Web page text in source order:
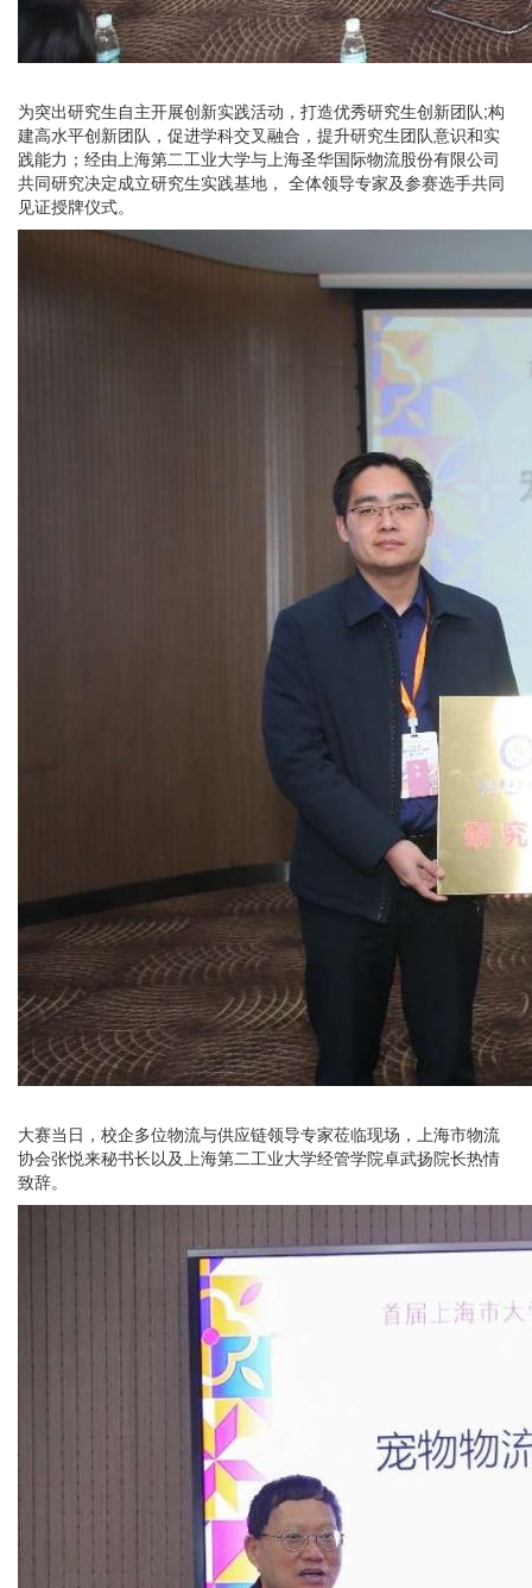
为突出研究生自主开展创新实践活动，打造优秀研究生创新团队;构
建高水平创新团队，促进学科交叉融合，提升研究生团队意识和实
践能力；经由上海第二工业大学与上海圣华国际物流股份有限公司
共同研究决定成立研究生实践基地， 全体领导专家及参赛选手共同
见证授牌仪式。
大赛当日，校企多位物流与供应链领导专家莅临现场，上海市物流
协会张悦来秘书长以及上海第二工业大学经管学院卓武扬院长热情
致辞。